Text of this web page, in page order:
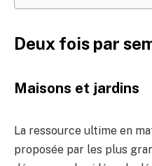
Deux fois par
Maisons et jardins
La ressource ultime en
proposée par les plus